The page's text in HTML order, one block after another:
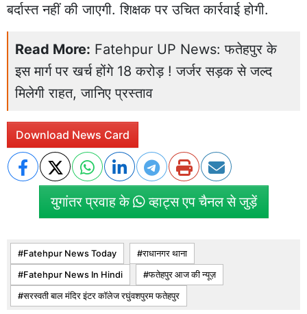
बर्दास्त नहीं की जाएगी. शिक्षक पर उचित कार्रवाई होगी.
Read More: Fatehpur UP News: फतेहपुर के
इस मार्ग पर खर्च होंगे 18 करोड़ ! जर्जर सड़क से जल्द
मिलेगी राहत, जानिए प्रस्ताव
Download News Card
युगांतर प्रवाह के व्हाट्स एप चैनल से जुड़ें
Fatehpur News Today राधानगर थाना
Fatehpur News In Hindi फतेहपुर आज की न्यूज़
सरस्वती बाल मंदिर इंटर कॉलेज रघुंवशपुरम फतेहपुर